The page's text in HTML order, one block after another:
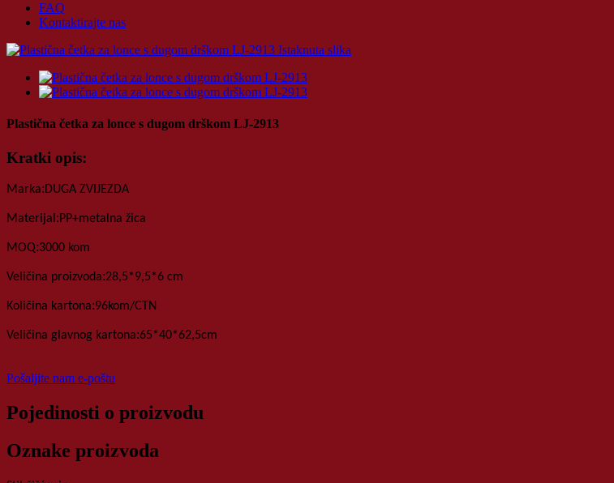
FAQ
Kontaktirajte nas
Plastična četka za lonce s dugom drškom LJ-2913
Kratki opis:
Marka:DUGA ZVIJEZDA
Materijal:PP+metalna žica
MOQ:3000 kom
Veličina proizvoda:28,5*9,5*6 cm
Količina kartona:96kom/CTN
Veličina glavnog kartona:65*40*62,5cm
Pošaljite nam e-poštu
Pojedinosti o proizvodu
Oznake proizvoda